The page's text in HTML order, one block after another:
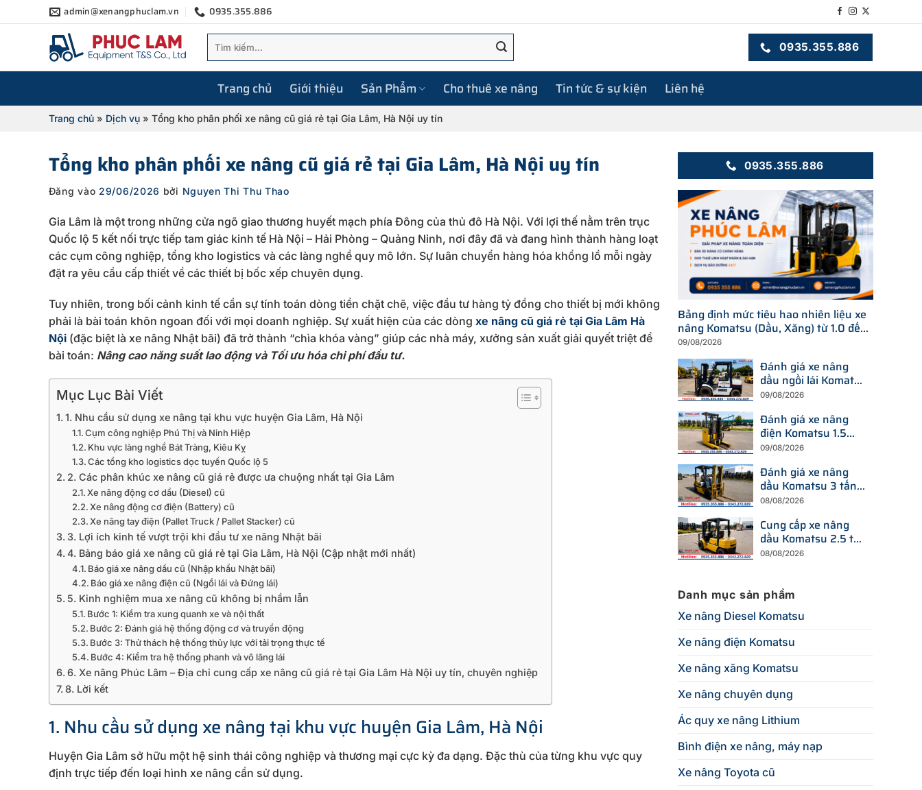
qua
admin@xenangphuclam.vn 0935.355.886
kiếm:
0935.355.886
Trang chủ Giới thiệu Sản Phẩm Cho thuê xe nâng Tin tức & sự kiện Liên hệ
Trang chủ» Dịch vụ» Tổng kho phân phối xe nâng cũ giá rẻ tại Gia Lâm, Hà Nội uy tín
Tổng kho phân phối xe nâng cũ giá rẻ tại Gia Lâm, Hà Nội uy tín
Đăng vào 29/06/2026 bởi Nguyen Thi Thu Thao
Gia Lâm là một trong những cửa ngõ giao thương huyết mạch phía Đông của thủ đô Hà Nội. Với lợi thế nằm trên trục
Quốc lộ 5 kết nối trực tiếp tam giác kinh tế Hà Nội – Hải Phòng – Quảng Ninh, nơi đây đã và đang hình thành hàng loạt
các cụm công nghiệp, tổng kho logistics và các làng nghề quy mô lớn. Sự luân chuyển hàng hóa khổng lồ mỗi ngày
đặt ra yêu cầu cấp thiết về các thiết bị bốc xếp chuyên dụng.
Tuy nhiên, trong bối cảnh kinh tế cần sự tính toán dòng tiền chặt chẽ, việc đầu tư hàng tỷ đồng cho thiết bị mới không
phải là bài toán khôn ngoan đối với mọi doanh nghiệp. Sự xuất hiện của các dòng xe nâng cũ giá rẻ tại Gia Lâm Hà
Nội(đặc biệt là xe nâng Nhật bãi) đã trở thành “chìa khóa vàng” giúp các nhà máy, xưởng sản xuất giải quyết triệt để
bài toán: Nâng cao năng suất lao động và Tối ưu hóa chi phí đầu tư.
Mục Lục Bài Viết
1. Nhu cầu sử dụng xe nâng tại khu vực huyện Gia Lâm, Hà Nội
Cụm công nghiệp Phú Thị và Ninh Hiệp
Khu vực làng nghề Bát Tràng, Kiêu Kỵ
Các tổng kho logistics dọc tuyến Quốc lộ 5
2. Các phân khúc xe nâng cũ giá rẻ được ưa chuộng nhất tại Gia Lâm
Xe nâng động cơ dầu (Diesel) cũ
Xe nâng động cơ điện (Battery) cũ
Xe nâng tay điện (Pallet Truck / Pallet Stacker) cũ
3. Lợi ích kinh tế vượt trội khi đầu tư xe nâng Nhật bãi
4. Bảng báo giá xe nâng cũ giá rẻ tại Gia Lâm, Hà Nội (Cập nhật mới nhất)
Báo giá xe nâng dầu cũ (Nhập khẩu Nhật bãi)
Báo giá xe nâng điện cũ (Ngồi lái và Đứng lái)
5. Kinh nghiệm mua xe nâng cũ không bị nhầm lẫn
Bước 1: Kiểm tra xung quanh xe và nội thất
Bước 2: Đánh giá hệ thống động cơ và truyền động
Bước 3: Thử thách hệ thống thủy lực với tải trọng thực tế
Bước 4: Kiểm tra hệ thống phanh và vô lăng lái
6. Xe nâng Phúc Lâm – Địa chỉ cung cấp xe nâng cũ giá rẻ tại Gia Lâm Hà Nội uy tín, chuyên nghiệp
8. Lời kết
1. Nhu cầu sử dụng xe nâng tại khu vực huyện Gia Lâm, Hà Nội
Huyện Gia Lâm sở hữu một hệ sinh thái công nghiệp và thương mại cực kỳ đa dạng. Đặc thù của từng khu vực quy
định trực tiếp đến loại hình xe nâng cần sử dụng.
0935.355.886
Bảng định mức tiêu hao nhiên liệu xe
nâng Komatsu (Dầu, Xăng) từ 1.0 đến
25 tấn
09/08/2026
Đánh giá xe nâng
dầu ngồi lái Komatsu
2,5 tấn: FD25T-12 và
09/08/2026
Đánh giá xe nâng
điện Komatsu 1.5
tấn: FB15-12 (Ngồi
(Đứng lái)
09/08/2026
Đánh giá xe nâng
dầu Komatsu 3 tấn:
FD30NT-15 và
08/08/2026
Cung cấp xe nâng
dầu Komatsu 2.5 tấn
tại Hà Nội và khu
08/08/2026
Danh mục sản phẩm
Xe nâng Diesel Komatsu
Xe nâng điện Komatsu
Xe nâng xăng Komatsu
Xe nâng chuyên dụng
Ác quy xe nâng Lithium
Bình điện xe nâng, máy nạp
Xe nâng Toyota cũ